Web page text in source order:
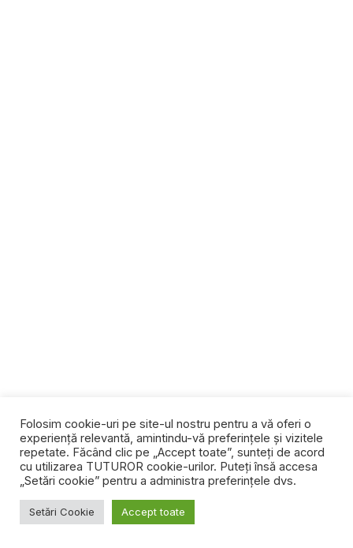
AMENAJARI INTERIOARE GIPSCARTON
PEREȚI DE GIPSCARTON
Folosim cookie-uri pe site-ul nostru pentru a vă oferi o
experiență relevantă, amintindu-vă preferințele și vizitele
repetate. Făcând clic pe „Accept toate”, sunteți de acord
cu utilizarea TUTUROR cookie-urilor. Puteți însă accesa
„Setări cookie” pentru a administra preferințele dvs.
Setări Cookie Accept toate